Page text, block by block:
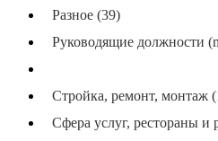
Разное (39)
Руководящие должности
Стройка, ремонт, монтаж
Сфера услуг, рестораны и